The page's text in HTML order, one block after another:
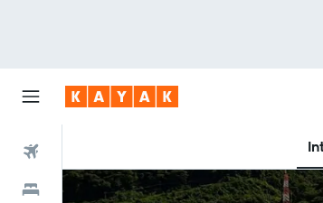
Hotéis